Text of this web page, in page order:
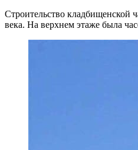
Строительство кладбищенской
века. На верхнем этаже была